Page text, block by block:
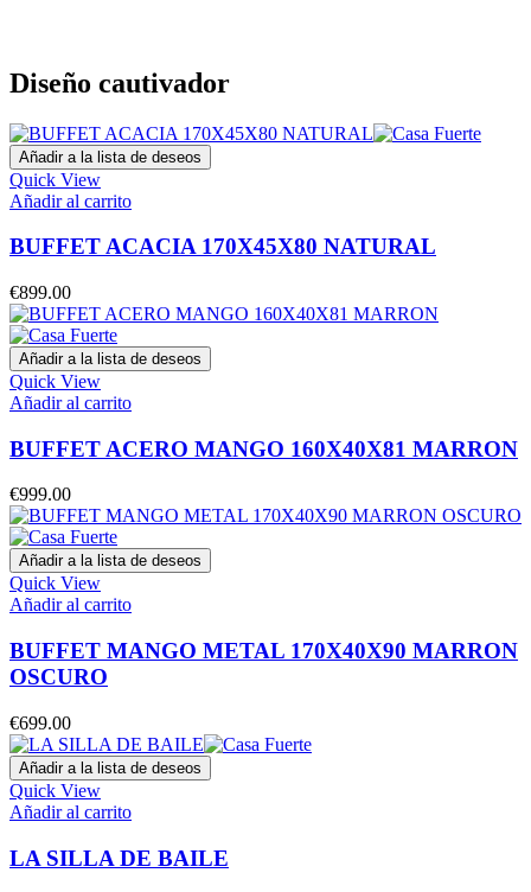
Diseño cautivador
Añadir a la lista de deseos
Quick View
Añadir al carrito
BUFFET ACACIA 170X45X80 NATURAL
€899.00
Añadir a la lista de deseos
Quick View
Añadir al carrito
BUFFET ACERO MANGO 160X40X81 MARRON
€999.00
Añadir a la lista de deseos
Quick View
Añadir al carrito
BUFFET MANGO METAL 170X40X90 MARRON
OSCURO
€699.00
Añadir a la lista de deseos
Quick View
Añadir al carrito
LA SILLA DE BAILE